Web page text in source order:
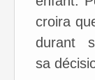
croira
durant
sa